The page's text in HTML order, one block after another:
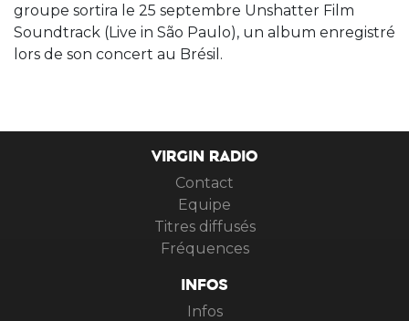
groupe sortira le 25 septembre Unshatter Film
Soundtrack (Live in São Paulo), un album enregistré
lors de son concert au Brésil.
VIRGIN RADIO
Contact
Equipe
Titres diffusés
Fréquences
INFOS
Infos